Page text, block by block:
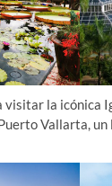
visitar la icónica
Vallarta,